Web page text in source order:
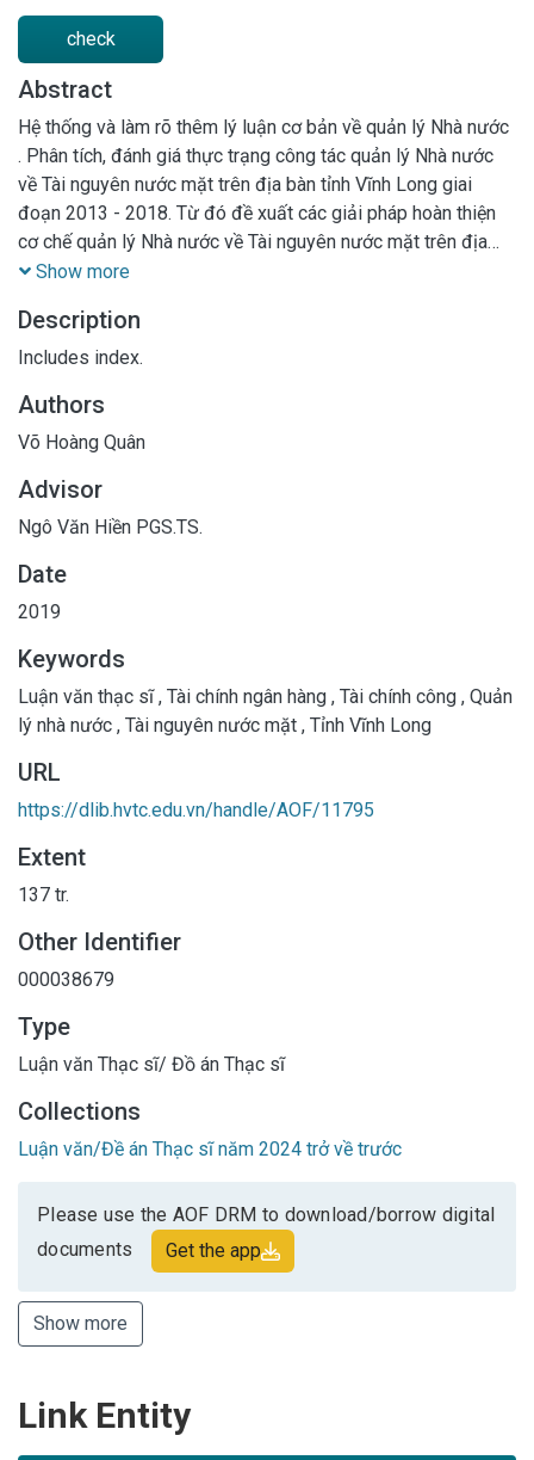
check
Abstract
Hệ thống và làm rõ thêm lý luận cơ bản về quản lý Nhà nước
. Phân tích, đánh giá thực trạng công tác quản lý Nhà nước
về Tài nguyên nước mặt trên địa bàn tỉnh Vĩnh Long giai
đoạn 2013 - 2018. Từ đó đề xuất các giải pháp hoàn thiện
cơ chế quản lý Nhà nước về Tài nguyên nước mặt trên địa
bàn Tỉnh trong thời gian tới
Show more
Description
Includes index.
Authors
Võ Hoàng Quân
Advisor
Ngô Văn Hiền PGS.TS.
Date
2019
Keywords
Luận văn thạc sĩ, Tài chính ngân hàng , Tài chính công , Quản
lý nhà nước , Tài nguyên nước mặt , Tỉnh Vĩnh Long
URL
https://dlib.hvtc.edu.vn/handle/AOF/11795
Extent
137 tr.
Other Identifier
000038679
Type
Luận văn Thạc sĩ/ Đồ án Thạc sĩ
Collections
Luận văn/Đề án Thạc sĩ năm 2024 trở về trước
Please use the AOF DRM to download/borrow digital
documents
Get the app
Show more
Link Entity